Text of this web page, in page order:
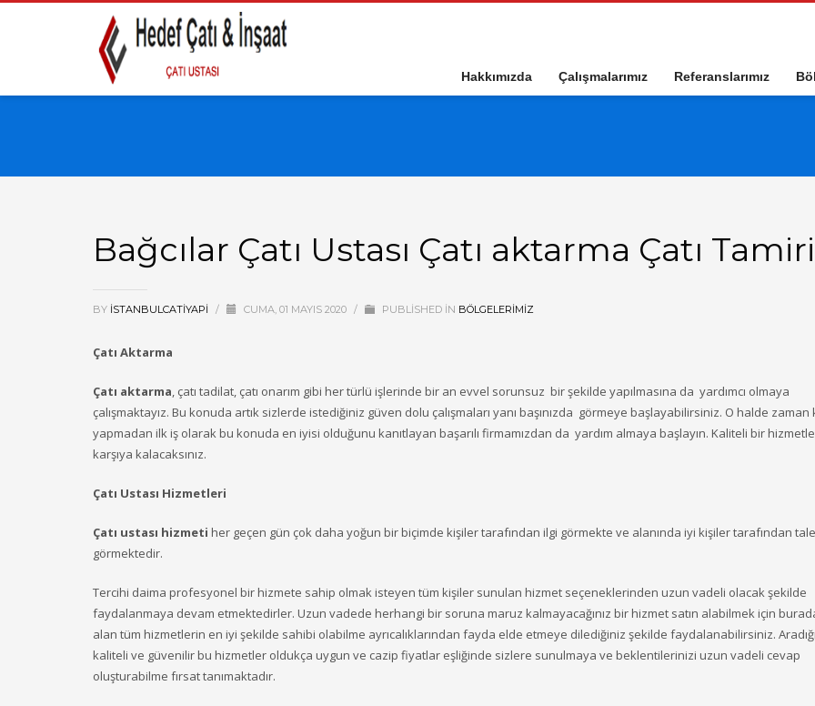
Hakkımızda Çalışmalarımız Referanslarımız
Bağcılar Çatı Ustası Çatı aktarma Çatı Tamiri
BY ISTANBULCATIYAPI / CUMA, 01 MAYIS 2020 / PUBLISHED IN BÖLGELERIMIZ
Çatı Aktarma
Çatı aktarma, çatı tadilat, çatı onarım gibi her türlü işlerinde bir an evvel sorunsuz bir şekilde yapılmasına da yardımcı olmaya
çalışmaktayız. Bu konuda artık sizlerde istediğiniz güven dolu çalışmaları yanı başınızda görmeye başlayabilirsiniz. O halde zaman
yapmadan ilk iş olarak bu konuda en iyisi olduğunu kanıtlayan başarılı firmamızdan da yardım almaya başlayın. Kaliteli bir hizmetle
karşıya kalacaksınız.
Çatı Ustası Hizmetleri
Çatı ustası hizmeti her geçen gün çok daha yoğun bir biçimde kişiler tarafından ilgi görmekte ve alanında iyi kişiler tarafından
görmektedir.
Tercihi daima profesyonel bir hizmete sahip olmak isteyen tüm kişiler sunulan hizmet seçeneklerinden uzun vadeli olacak şekilde
faydalanmaya devam etmektedirler. Uzun vadede herhangi bir soruna maruz kalmayacağınız bir hizmet satın alabilmek için
alan tüm hizmetlerin en iyi şekilde sahibi olabilme ayrıcalıklarından fayda elde etmeye dilediğiniz şekilde faydalanabilirsiniz.
kaliteli ve güvenilir bu hizmetler oldukça uygun ve cazip fiyatlar eşliğinde sizlere sunulmaya ve beklentilerinizi uzun vadeli cevap
oluşturabilme fırsat tanımaktadır.